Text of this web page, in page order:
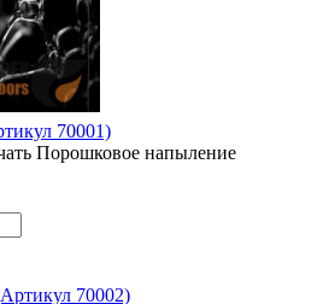
70001)
Порошковое напыление